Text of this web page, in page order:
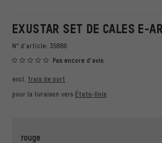
EXUSTAR SET DE CALES E-
N° d'article: 35880
Pas encore d'avis
excl. frais de port
pour la livraison vers États-Unis
rouge